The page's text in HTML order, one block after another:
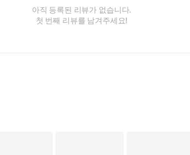
아직 등록된 리뷰가 없습니다.
첫 번째 리뷰를 남겨주세요!